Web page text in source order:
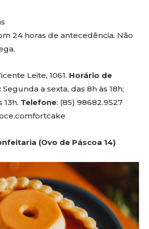
24 horas de antecedência. Não
Leite, 1061. Horário de
Segunda a sexta, das 8h às 18h;
13h. Telefone: (85) 98682.9527
(Ovo de Páscoa 14)